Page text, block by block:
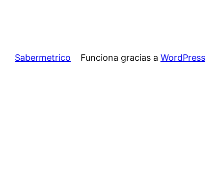
Sabermetrico Funciona gracias a WordPress